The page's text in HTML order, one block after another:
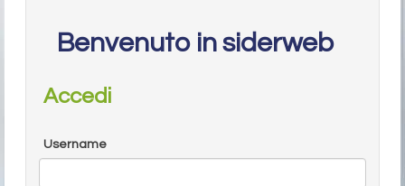
Benvenuto in siderweb
Accedi
Username